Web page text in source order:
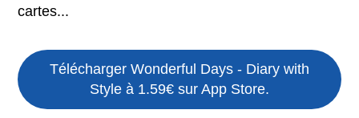
cartes...
Télécharger Wonderful Days - Diary with
Style à 1.59€ sur App Store.